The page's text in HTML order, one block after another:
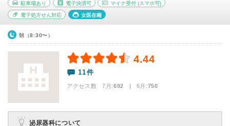
駐車場あり 電子決済可 マイナ受付 (スマホ可)
電子処方せん対応 女医在籍
朝（8:30〜）
4.44
11件
アクセス数 7月:692 | 6月:750
泌尿器科について